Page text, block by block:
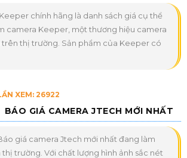
chính hãng là danh sách giá cụ thể
camera Keeper, một thương hiệu camera
trên thị trường. Sản phẩm của Keeper có
XEM: 26922
BÁO GIÁ CAMERA JTECH MỚI NHẤT
giá camera Jtech mới nhất đang làm
trường. Với chất lượng hình ảnh sắc nét